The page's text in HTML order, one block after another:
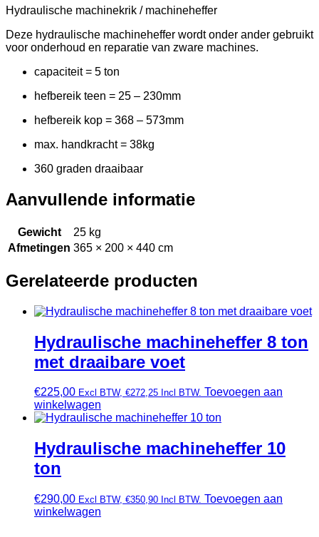
Hydraulische machinekrik / machineheffer
Deze hydraulische machineheffer wordt onder ander gebruikt
voor onderhoud en reparatie van zware machines.
capaciteit = 5 ton
hefbereik teen = 25 – 230mm
hefbereik kop = 368 – 573mm
max. handkracht = 38kg
360 graden draaibaar
Aanvullende informatie
Gewicht
25 kg
Afmetingen 365 × 200 × 440 cm
Gerelateerde producten
Hydraulische machineheffer 8 ton
met draaibare voet
€225,00 Excl BTW, €272,25 Incl BTW. Toevoegen aan
winkelwagen
Hydraulische machineheffer 10
ton
€290,00 Excl BTW, €350,90 Incl BTW. Toevoegen aan
winkelwagen